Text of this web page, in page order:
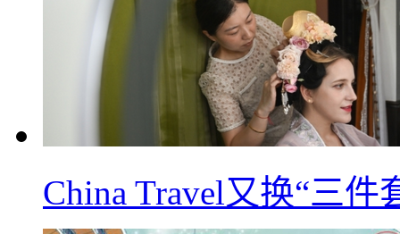
China Travel又换“三